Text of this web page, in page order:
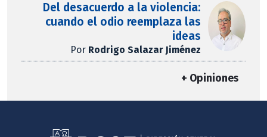
Del desacuerdo a la violencia:
cuando el odio reemplaza las
ideas
Por Rodrigo Salazar Jiménez
+ Opiniones